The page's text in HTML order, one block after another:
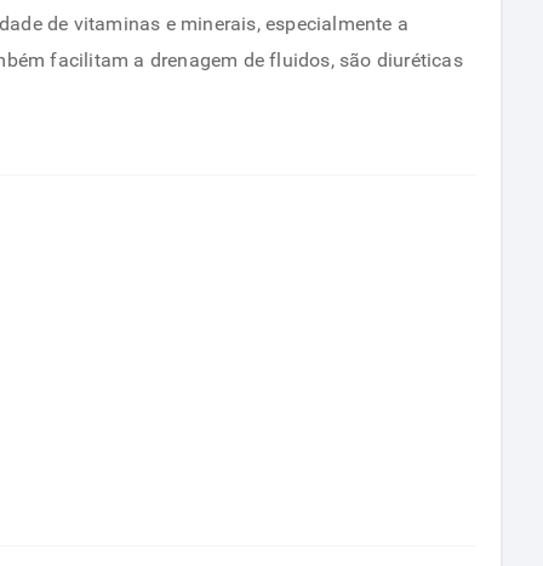
de vitaminas e minerais, especialmente a
facilitam a drenagem de fluidos, são diuréticas